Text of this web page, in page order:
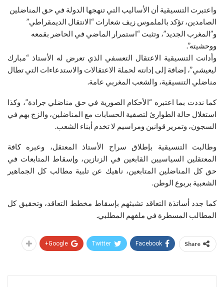
واعتبرت التنسيقية أن الأساليب التي تنهجها الدولة في حق المناضلين
الصامدين، تؤكد بالملموس زيف شعارات “الانتقال الديمقراطي”
و”المغرب الجديد”، وتثبت “استمرار الماضي في الحاضر بقمعه
ووحشيته”.
وأدانت التنسيقية الاعتقال التعسفي الذي تعرض له الأستاذ “مبارك
ليعيشي”، إضافة إلى إدانته لحملة الاعتقالات والاستدعاءات التي تطال
مناضلي التنسيقية، والشعب المغربي عامة.
كما نددت بما اعتبره “الأحكام الصورية في حق مناضلي جرادة”، وكذا
استغلال حالة الطوارئ لتصفية الحسابات مع المناضلين، والزج بهم في
السجون، وتمرير قوانين ومراسيم لا تخدم أبناء الشعب.
وطالبت التنسيقية بإطلاق سراح الأستاذ المعتقل، وعبره كافة
المعتقلين السياسيين القابعين في الزنازين، وإسقاط المتابعات في
حق كل المناضلين المتابعين، ناهيك عن تلبية مطالب كل الجماهير
الشعبية بربوع الوطن.
كما جدد أساتذة التعاقد تشبثهم بإسقاط مخطط التعاقد، وتحقيق كل
المطالب المسطرة في ملفهم المطلبي.
Share
Facebook
Twitter
Google+